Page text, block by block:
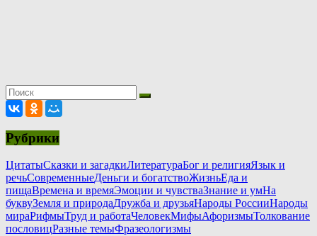
Рубрики
ЦитатыСказки и загадкиЛитератураБог и религияЯзык и
речьСовременныеДеньги и богатствоЖизньЕда и
пищаВремена и времяЭмоции и чувстваЗнание и умНа
буквуЗемля и природаДружба и друзьяНароды РоссииНароды
мираРифмыТруд и работаЧеловекМифыАфоризмыТолкование
пословицРазные темыФразеологизмы